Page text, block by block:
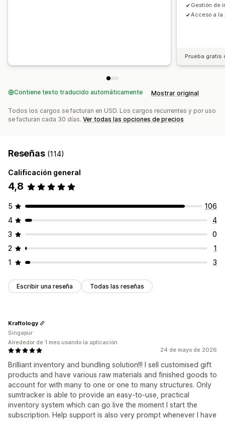
Gestión de
Acceso a la
Prueba gratis
Contiene texto traducido automáticamente Mostrar original
Todos los cargos se facturan en USD. Los cargos recurrentes y por uso
se facturan cada 30 días. Ver todas las opciones de precios
Reseñas (114)
Calificación general
4,8
5
106
4
4
3
0
2
1
1
3
Escribir una reseña Todas las reseñas
24 de mayo de 2026
Brilliant inventory and bundling solution!!! I sell customised gift
products and have various raw materials and finished goods to
account for with many to one or one to many structures. Only
sumtracker is able to provide an easy-to-use, practical
inventory system which can go live the moment I start the
subscription. Help support is also very prompt whenever I have
Kraftology
Singapur
Alrededor de 1 mes usando la aplicación